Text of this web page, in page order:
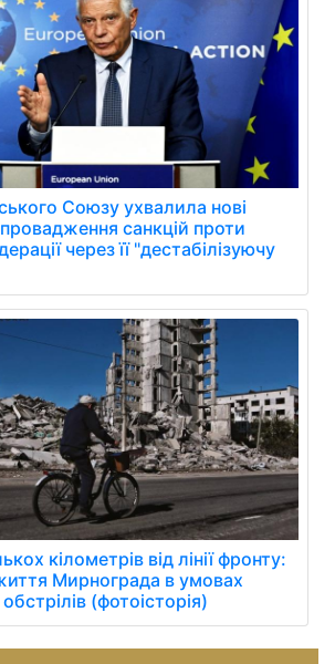
Союзу ухвалила нові
санкцій проти
через її "дестабілізуючу
кілометрів від лінії фронту:
Мирнограда в умовах
(фотоісторія)